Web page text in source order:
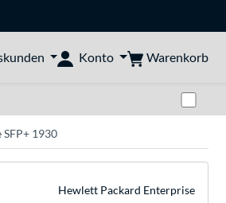
Konto Warenkorb
1930
Hewlett Packard Enterprise